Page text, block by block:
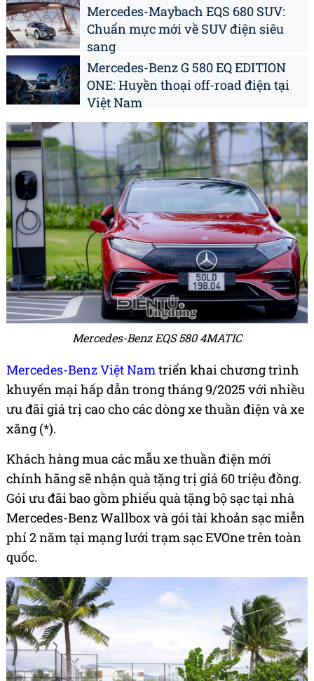
Mercedes-Maybach EQS 680 SUV:
Chuẩn mực mới về SUV điện siêu
sang
Mercedes-Benz G 580 EQ EDITION
ONE: Huyền thoại off-road điện tại
Việt Nam
Mercedes-Benz EQS 580 4MATIC
Mercedes-Benz Việt Namtriển khai chương trình
khuyến mại hấp dẫn trong tháng 9/2025 với nhiều
ưu đãi giá trị cao cho các dòng xe thuần điện và xe
xăng (*).
Khách hàng mua các mẫu xe thuần điện mới
chính hãng sẽ nhận quà tặng trị giá 60 triệu đồng.
Gói ưu đãi bao gồm phiếu quà tặng bộ sạc tại nhà
Mercedes-Benz Wallbox và gói tài khoản sạc miễn
phí 2 năm tại mạng lưới trạm sạc EVOne trên toàn
quốc.